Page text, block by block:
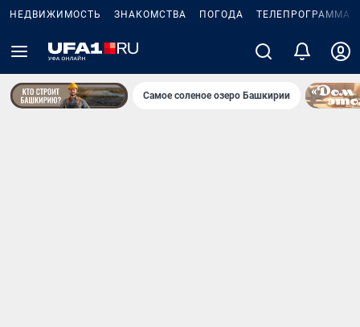
НЕДВИЖИМОСТЬ ЗНАКОМСТВА ПОГОДА ТЕЛЕПРОГРАММА
Самое соленое озеро Башкирии